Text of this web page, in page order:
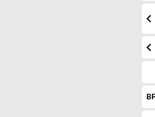
chevron_left
chevron_left